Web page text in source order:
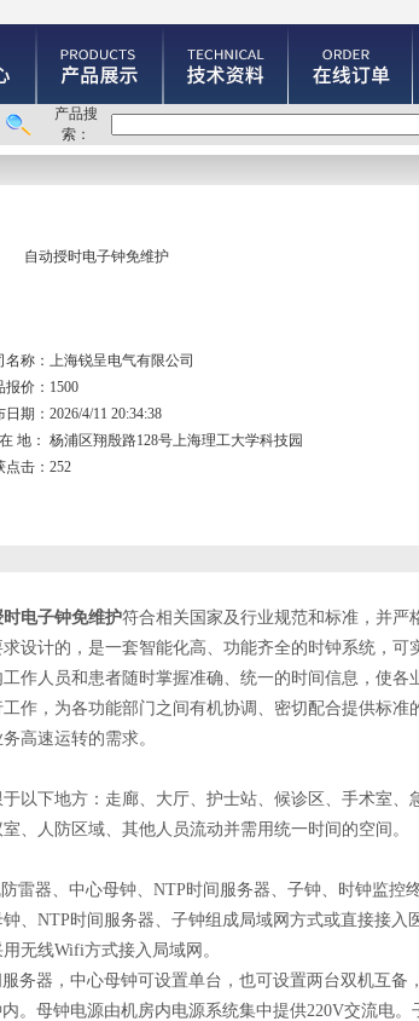
产品搜
索：
自动授时电子钟免维护
名称： 上海锐呈电气有限公司
报价： 1500
日期： 2026/4/11 20:34:38
地： 杨浦区翔殷路128号上海理工大学科技园
点击： 252
时电子钟免维护符合相关国家及行业规范和标准，并严
设计的，是一套智能化高、功能齐全的时钟系统，可
作人员和患者随时掌握准确、统一的时间信息，使各
作，为各功能部门之间有机协调、密切配合提供标准
高速运转的需求。
以下地方：走廊、大厅、护士站、候诊区、手术室、
、人防区域、其他人员流动并需用统一时间的空间。
雷器、中心母钟、 NTP时间服务器、子钟、时钟监控
、 NTP时间服务器、子钟组成局域网方式或直接接入
无线Wifi方式接入局域网。
服务器，中心母钟可设置单台，也可设置两台双机互备
。母钟电源由机房内电源系统集中提供220V交流电。